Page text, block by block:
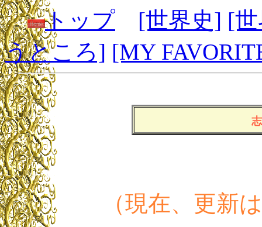
トップ [世界史] [
うところ] [MY
（現在、更新